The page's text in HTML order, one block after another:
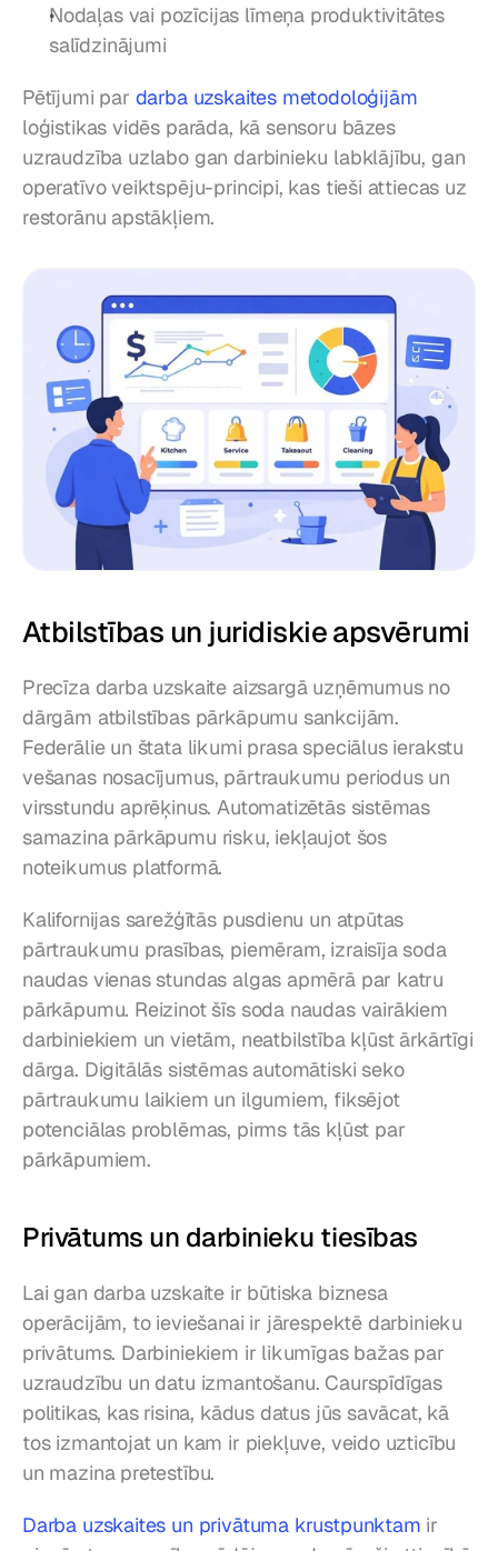
Nodaļas vai pozīcijas līmeņa produktivitātes
salīdzinājumi
Pētījumi par darba uzskaites metodoloģijām
loģistikas vidēs parāda, kā sensoru bāzes
uzraudzība uzlabo gan darbinieku labklājību, gan
operatīvo veiktspēju-principi, kas tieši attiecas uz
restorānu apstākļiem.
Atbilstības un juridiskie apsvērumi
Precīza darba uzskaite aizsargā uzņēmumus no
dārgām atbilstības pārkāpumu sankcijām.
Federālie un štata likumi prasa speciālus ierakstu
vešanas nosacījumus, pārtraukumu periodus un
virsstundu aprēķinus. Automatizētās sistēmas
samazina pārkāpumu risku, iekļaujot šos
noteikumus platformā.
Kalifornijas sarežģītās pusdienu un atpūtas
pārtraukumu prasības, piemēram, izraisīja soda
naudas vienas stundas algas apmērā par katru
pārkāpumu. Reizinot šīs soda naudas vairākiem
darbiniekiem un vietām, neatbilstība kļūst ārkārtīgi
dārga. Digitālās sistēmas automātiski seko
pārtraukumu laikiem un ilgumiem, fiksējot
potenciālas problēmas, pirms tās kļūst par
pārkāpumiem.
Privātums un darbinieku tiesības
Lai gan darba uzskaite ir būtiska biznesa
operācijām, to ieviešanai ir jārespektē darbinieku
privātums. Darbiniekiem ir likumīgas bažas par
uzraudzību un datu izmantošanu. Caurspīdīgas
politikas, kas risina, kādus datus jūs savācat, kā
tos izmantojat un kam ir piekļuve, veido uzticību
un mazina pretestību.
Darba uzskaites un privātuma krustpunktam ir